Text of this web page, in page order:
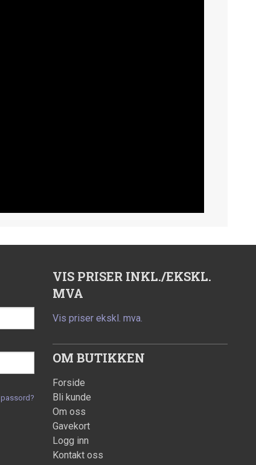
VIS PRISER INKL./EKSKL.
MVA
Vis priser ekskl. mva.
OM BUTIKKEN
Forside
Bli kunde
Om oss
Gavekort
Logg inn
Kontakt oss